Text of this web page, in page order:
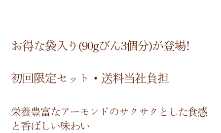
お得な袋入り(90gびん3個分)が登場!
初回限定セット・送料当社負担
栄養豊富なアーモンドのサクサクとした食感
と香ばしい味わい